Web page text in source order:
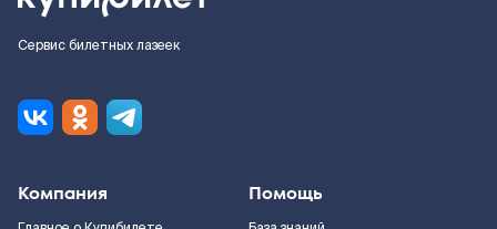
Сервис билетных лазеек
Компания Помощь